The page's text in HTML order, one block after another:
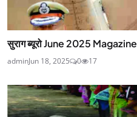
सुराग ब्यूरो June 2025 Magazine
adminJun 18, 2025 0 17